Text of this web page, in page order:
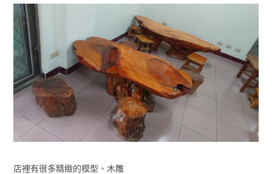
店裡有很多精緻的模型、木雕